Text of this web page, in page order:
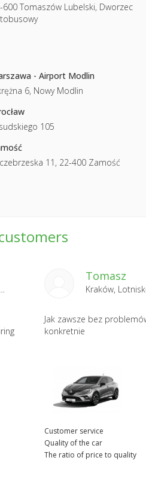
600 Tomaszów Lubelski, Dworzec
- Airport Modlin
6, Nowy Modlin
105
11, 22-400 Zamość
Tomasz
Kraków,
Jak zawsze bez
konkretnie
Customer service
Quality of the car
The ratio of price to quality